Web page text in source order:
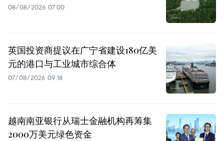
08/08/2026 07:00
英国投资商提议在广宁省建设180亿美
元的港口与工业城市综合体
07/08/2026 09:18
越南南亚银行从瑞士金融机构再筹集
2000万美元绿色资金